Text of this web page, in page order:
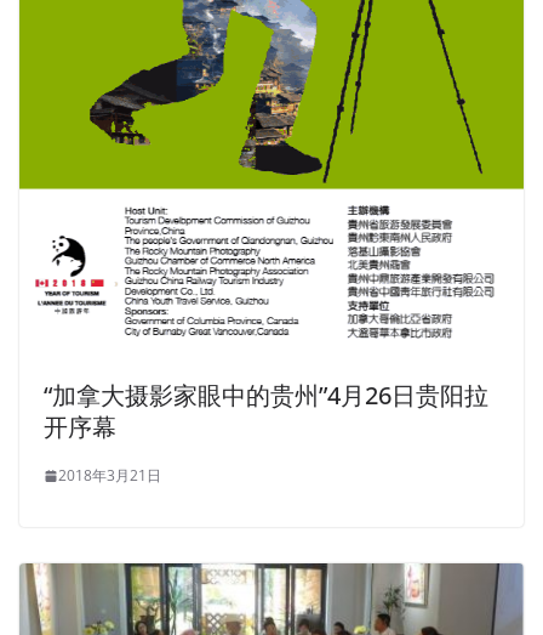
“加拿大摄影家眼中的贵州”4月26日贵阳拉
开序幕
2018年3月21日